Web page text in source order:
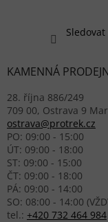
KAMENNÁ
28. října 886/249
709 00, Ostrava 9
ostrava@protrek.cz
PO: 09:00 - 15:00
ÚT: 09:00 - 18:00
ST: 09:00 - 15:00
ČT: 09:00 - 18:00
PÁ: 09:00 - 14:00
SO: 08:00 - 14:00
tel.: +420 732 464 984